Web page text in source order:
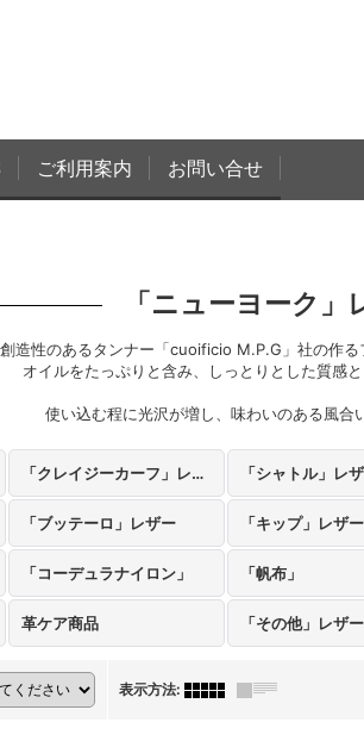
ご利用案内 お問い合せ
「ニューヨーク」
造性のあるタンナー「cuoificio M.P.G」社の作る
オイルをたっぷりと含み、しっとりとした質感と
使い込む程に光沢が増し、味わいのある風合
「クレイジーカーフ」レザー 「シャトル」レ
「ブッテーロ」レザー 「キップ」レザー
「コーデュラナイロン」 「帆布」
革ケア商品 「その他」レザー
表示方法: